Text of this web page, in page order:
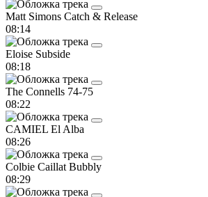
Matt Simons Catch & Release
08:14
Eloise Subside
08:18
The Connells 74-75
08:22
CAMIEL El Alba
08:26
Colbie Caillat Bubbly
08:29